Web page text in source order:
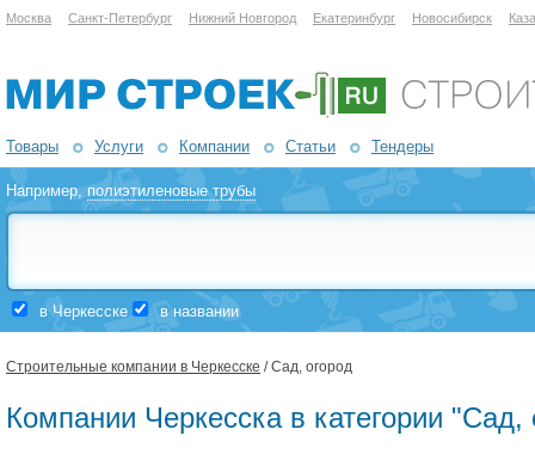
Москва Санкт-Петербург Нижний Новгород Екатеринбург Новосибирск
Товары Услуги Компании Статьи Тендеры
Например,полиэтиленовые трубы
в Черкесске в названии
Строительные компании в Черкесске / Сад, огород
Компании Черкесска в категории "Сад,